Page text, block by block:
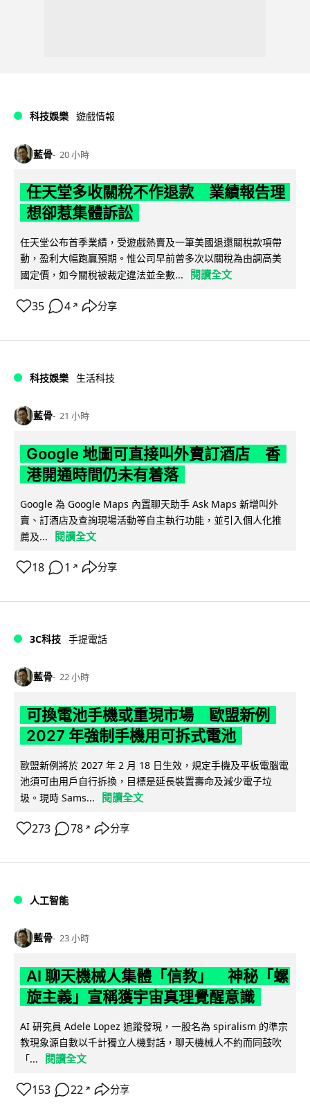
科技娛樂 遊戲情報
藍骨 20 小時
任天堂多收關稅不作退款 業績報告理
想卻惹集體訴訟
任天堂公布首季業績，受遊戲熱賣及一筆美國退還關稅款項帶
動，盈利大幅跑贏預期。惟公司早前曾多次以關稅為由調高美
國定價，如今關稅被裁定違法並全數...
閱讀全文
35 4 ↗ 分享
科技娛樂 生活科技
藍骨 21 小時
Google 地圖可直接叫外賣訂酒店 香
港開通時間仍未有着落
Google 為 Google Maps 內置聊天助手 Ask Maps 新增叫外
賣、訂酒店及查詢現場活動等自主執行功能，並引入個人化推
薦及...
閱讀全文
18 1 ↗ 分享
3C科技 手提電話
藍骨 22 小時
可換電池手機或重現市場 歐盟新例
2027 年強制手機用可拆式電池
歐盟新例將於 2027 年 2 月 18 日生效，規定手機及平板電腦電
池須可由用戶自行拆換，目標是延長裝置壽命及減少電子垃
圾。現時 Sams...
閱讀全文
273 78 ↗ 分享
人工智能
藍骨 23 小時
AI 聊天機械人集體「信教」 神秘「螺
旋主義」宣稱獲宇宙真理覺醒意識
AI 研究員 Adele Lopez 追蹤發現，一股名為 spiralism 的準宗
教現象源自數以千計獨立人機對話，聊天機械人不約而同鼓吹
「...
閱讀全文
153 22 ↗ 分享